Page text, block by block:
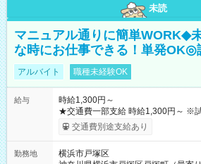
未読
マニュアル通りに簡単WORK◆
な時にお仕事できる！単発OK◎
アルバイト 職種未経験OK
給与
時給1,300円～
★交通費一部支給 時給1,300円～ ※
※勤務回数により昇給あり 【即給（
り！】 希望される場合、勤務から1
例】 ・河合塾模擬試験 8:30～17:30
交通費別途支給あり
勤務地
横浜市戸塚区